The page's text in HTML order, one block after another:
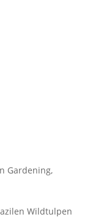
Gardening,
Wildtulpen